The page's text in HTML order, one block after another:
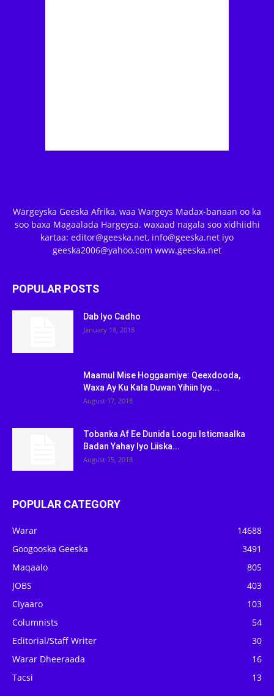
Wargeyska Geeska Afrika, waa Wargeys Madax-banaan oo ka
soo baxa Magaalada Hargeysa. waxaad nagala soo xidhiidhi
kartaa: editor@geeska.net, info@geeska.net iyo
geeska2006@yahoo.com www.geeska.net
POPULAR POSTS
Dab Iyo Cadho
January 18, 2018
Maamul Mise Hoggaamiye: Qeexdooda,
Waxa Ay Ku Kala Duwan Yihiin Iyo...
August 17, 2018
Tobanka Af Ee Dunida Loogu Isticmaalka
Badan Yahay Iyo Liiska...
August 15, 2018
POPULAR CATEGORY
Warar
14688
Googooska Geeska
3491
Maqaalo
805
JOBS
403
Ciyaaro
103
Columnists
54
Editorial/Staff Writer
30
Warar Dheeraada
16
Tacsi
13